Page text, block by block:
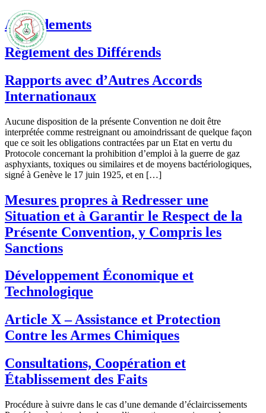
Amendements
Règlement des Différends
Rapports avec d’Autres Accords
Internationaux
Aucune disposition de la présente Convention ne doit être
interprétée comme restreignant ou amoindrissant de quelque façon
que ce soit les obligations contractées par un Etat en vertu du
Protocole concernant la prohibition d’emploi à la guerre de gaz
asphyxiants, toxiques ou similaires et de moyens bactériologiques,
signé à Genève le 17 juin 1925, et en […]
Mesures propres à Redresser une
Situation et à Garantir le Respect de la
Présente Convention, y Compris les
Sanctions
Développement Économique et
Technologique
Article X – Assistance et Protection
Contre les Armes Chimiques
Consultations, Coopération et
Établissement des Faits
Procédure à suivre dans le cas d’une demande d’éclaircissements